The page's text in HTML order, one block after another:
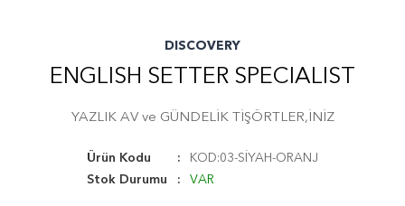
DISCOVERY
ENGLISH SETTER SPECIALIST
YAZLIK AV ve GÜNDELİK TİŞÖRTLER,İNİZ
Ürün Kodu
KOD:03-SİYAH-ORANJ
Stok Durumu
VAR